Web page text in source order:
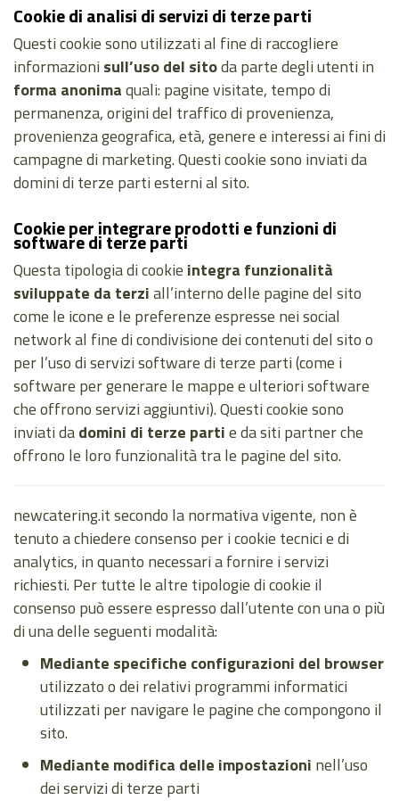
Cookie di analisi di servizi di terze parti
Questi cookie sono utilizzati al fine di raccogliere
informazioni sull’uso del sitoda parte degli utenti in
forma anonimaquali: pagine visitate, tempo di
permanenza, origini del traffico di provenienza,
provenienza geografica, età, genere e interessi ai fini di
campagne di marketing. Questi cookie sono inviati da
domini di terze parti esterni al sito.
Cookie per integrare prodotti e funzioni di
software di terze parti
Questa tipologia di cookie integra funzionalità
sviluppate da terziall’interno delle pagine del sito
come le icone e le preferenze espresse nei social
network al fine di condivisione dei contenuti del sito o
per l’uso di servizi software di terze parti (come i
software per generare le mappe e ulteriori software
che offrono servizi aggiuntivi). Questi cookie sono
inviati dadomini di terze partie da siti partner che
offrono le loro funzionalità tra le pagine del sito.
newcatering.it secondo la normativa vigente, non è
tenuto a chiedere consenso per i cookie tecnici e di
analytics, in quanto necessari a fornire i servizi
richiesti. Per tutte le altre tipologie di cookie il
consenso può essere espresso dall’utente con una o più
di una delle seguenti modalità:
Mediante specifiche configurazioni del browser
utilizzato o dei relativi programmi informatici
utilizzati per navigare le pagine che compongono il
sito.
Mediante modifica delle impostazioni nell’uso
dei servizi di terze parti